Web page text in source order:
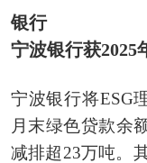
银行
宁波银行获2025
宁波银行将ESG
月末绿色贷款余
减排超23万吨。